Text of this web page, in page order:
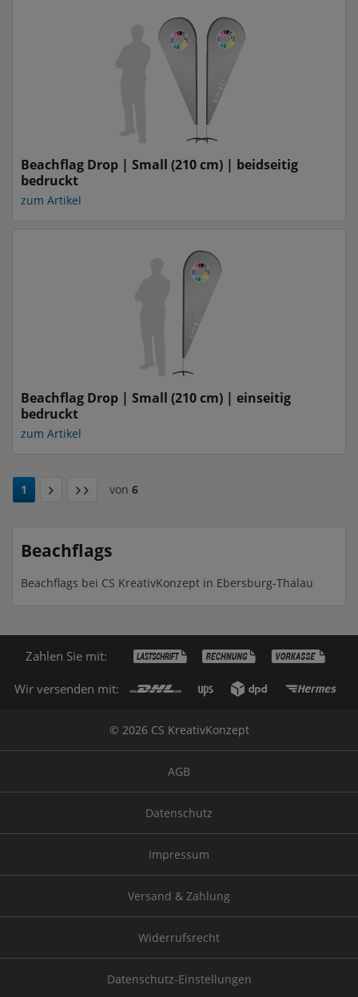
Beachflag Drop | Small (210 cm) | beidseitig
bedruckt
zum Artikel
Beachflag Drop | Small (210 cm) | einseitig
bedruckt
zum Artikel
1 von 6
Beachflags
Beachflags bei CS KreativKonzept in Ebersburg-Thalau
Zahlen Sie mit:
Wir versenden mit:
© 2026 CS KreativKonzept
AGB
Datenschutz
Impressum
Versand & Zahlung
Widerrufsrecht
Datenschutz-Einstellungen